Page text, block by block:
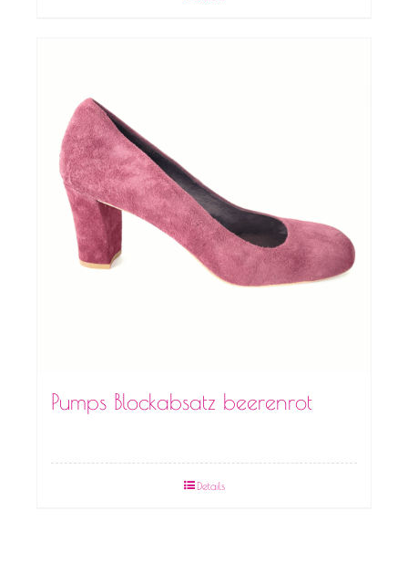
Pumps Blockabsatz beerenrot
Details